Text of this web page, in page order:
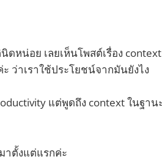
หน่อย เลยเห็นโพสต์เรื่อง
ว่าเราใช้ประโยชน์จากมันยังไง
แต่พูดถึง context ในฐาน
าตั้งแต่แรกค่ะ